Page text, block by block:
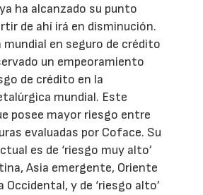
ha alcanzado su punto
de ahí irá en disminución.
mundial en seguro de crédito
un empeoramiento
de crédito en la
mundial. Este
posee mayor riesgo entre
evaluadas por Coface. Su
es de ‘riesgo muy alto’
Asia emergente, Oriente
Occidental, y de ‘riesgo alto’